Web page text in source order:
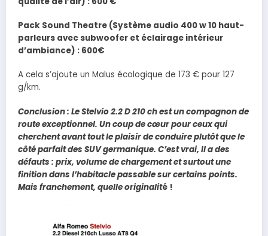
Pack Sound Theatre (Système audio 400 w 10 haut-
parleurs avec subwoofer et éclairage intérieur
d’ambiance) : 600€
A cela s’ajoute un Malus écologique de 173 € pour 127
g/km.
Conclusion : Le Stelvio 2.2 D 210 ch est un compagnon de
route exceptionnel. Un coup de cœur pour ceux qui
cherchent avant tout le plaisir de conduire plutôt que le
côté parfait des SUV germanique. C’est vrai, Il a des
défauts : prix, volume de chargement et surtout une
finition dans l’habitacle passable sur certains points.
Mais franchement, quelle originalité !